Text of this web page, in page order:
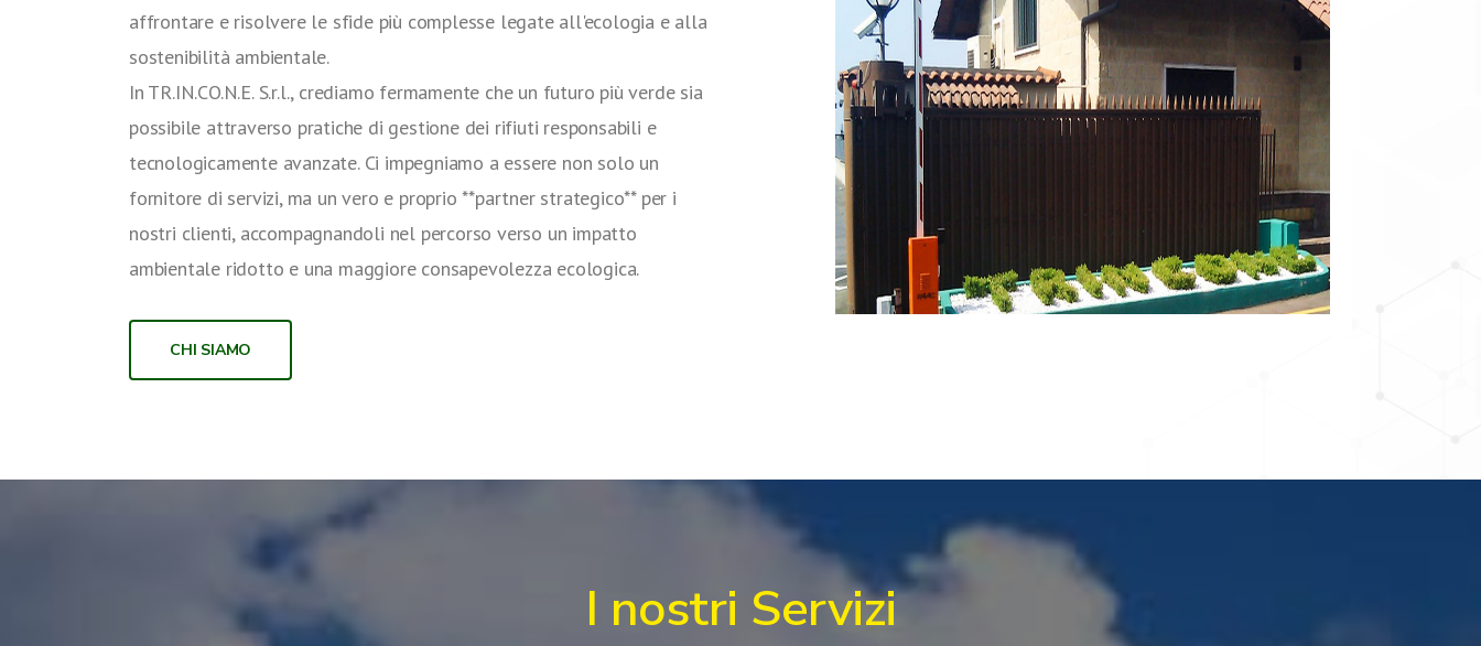
affrontare e risolvere le sfide più complesse legate all'ecologia e alla
sostenibilità ambientale.
In TR.IN.CO.N.E. S.r.l., crediamo fermamente che un futuro più verde sia
possibile attraverso pratiche di gestione dei rifiuti responsabili e
tecnologicamente avanzate. Ci impegniamo a essere non solo un
fornitore di servizi, ma un vero e proprio **partner strategico** per i
nostri clienti, accompagnandoli nel percorso verso un impatto
ambientale ridotto e una maggiore consapevolezza ecologica.
CHI SIAMO
I nostri Servizi